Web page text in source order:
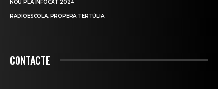
NOU PLA INFOCAT 2024
RADIOESCOLA, PROPERA TERTÚLIA
CONTACTE